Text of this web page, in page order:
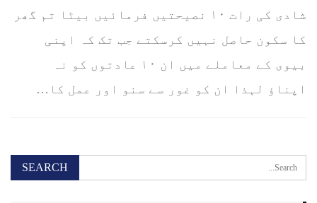
شادی کی رات ۱۰ نصیحتیں فرمائیں بیٹا تم گھر
کا سکون حاصل نہیں کرسکتے جب تک کہ اپنی
بیوی کے معاملے میں ان ۱۰ عادتوں کو نہ
اپناؤ لہذا ان کو غور سے سنو اور عمل کا…